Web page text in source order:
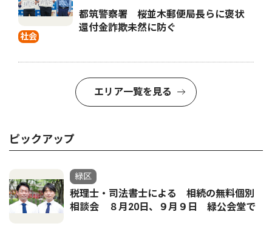
社会
都筑警察署 桜並木郵便局長らに褒状
還付金詐欺未然に防ぐ
エリア一覧を見る
ピックアップ
緑区
税理士・司法書士による 相続の無料個別
相談会 ８月20日、９月９日 緑公会堂で